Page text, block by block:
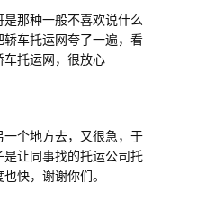
那种一般不喜欢说什么
车托运网夸了一遍，看
托运网，很放心
个地方去，又很急，于
让同事找的托运公司托
快，谢谢你们。